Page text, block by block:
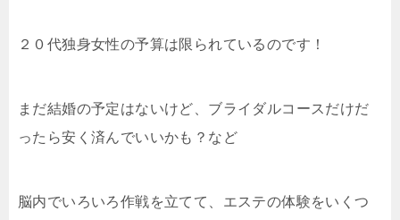
２０代独身女性の予算は限られているのです！
まだ結婚の予定はないけど、ブライダルコースだけだ
ったら安く済んでいいかも？など
脳内でいろいろ作戦を立てて、エステの体験をいくつ